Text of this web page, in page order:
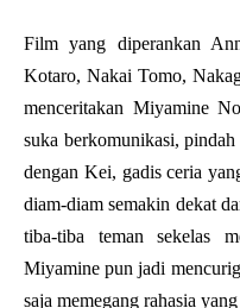
Film yang diperankan
Kotaro, Nakai Tomo,
menceritakan Miyamine
suka berkomunikasi,
dengan Kei, gadis ceria
diam-diam semakin dekat
tiba-tiba teman sekelas
Miyamine pun jadi
saja memegang rahasia